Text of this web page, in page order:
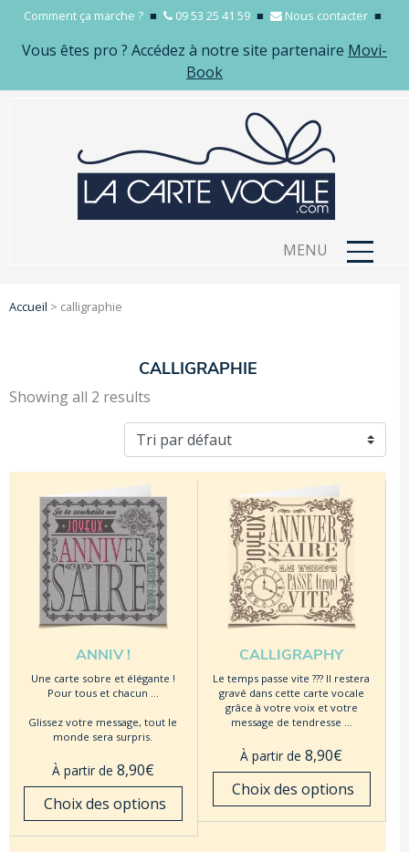
Comment ça marche ? ■ 09 53 25 41 59 ■ Nous contacter ■
Vous êtes pro ? Accédez à notre site partenaire Movi-
Book
MENU
Accueil > calligraphie
CALLIGRAPHIE
Showing all 2 results
ANNIV !
Une carte sobre et élégante !
Pour tous et chacun …
Glissez votre message, tout le
monde sera surpris.
À partir de 8,90€
Choix des options
CALLIGRAPHY
Le temps passe vite ??? Il restera
gravé dans cette carte vocale
grâce à votre voix et votre
message de tendresse …
À partir de8,90€
Choix des options